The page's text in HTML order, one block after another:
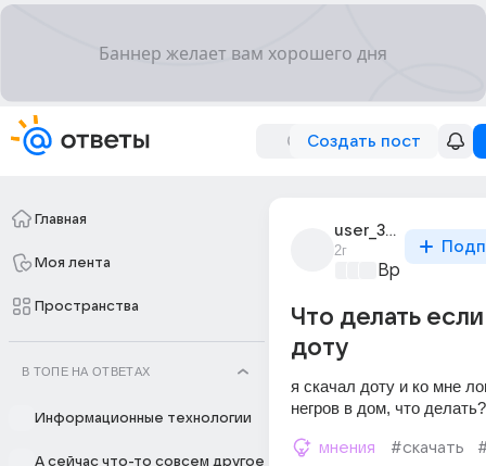
Создать пост
Главная
Моя лента
Пространства
В ТОПЕ НА ОТВЕТАХ
Информационные технологии
А сейчас что-то совсем другое
user_313468432
2г
Время игр
Что делать
доту
я скачал доту и ко мне
негров в дом, что делать?
мнения #скачать